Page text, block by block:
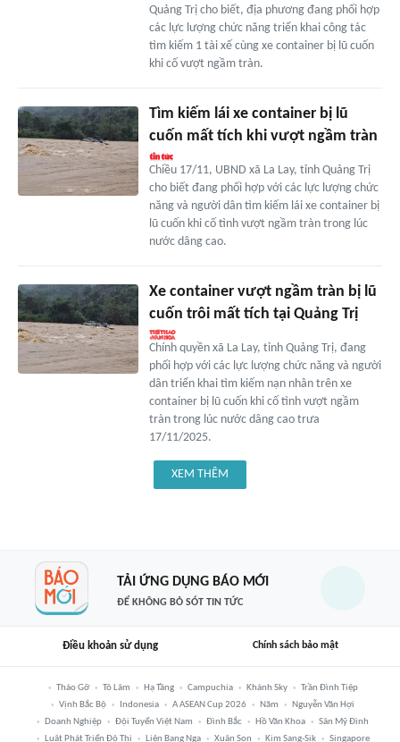
Quảng Trị cho biết, địa phương đang phối hợp
các lực lượng chức năng triển khai công tác
tìm kiếm 1 tài xế cùng xe container bị lũ cuốn
khi cố vượt ngầm tràn.
Tìm kiếm lái xe container bị lũ
cuốn mất tích khi vượt ngầm tràn
Chiều 17/11, UBND xã La Lay, tỉnh Quảng Trị
cho biết đang phối hợp với các lực lượng chức
năng và người dân tìm kiếm lái xe container bị
lũ cuốn khi cố tình vượt ngầm tràn trong lúc
nước dâng cao.
Xe container vượt ngầm tràn bị lũ
cuốn trôi mất tích tại Quảng Trị
Chính quyền xã La Lay, tỉnh Quảng Trị, đang
phối hợp với các lực lượng chức năng và người
dân triển khai tìm kiếm nạn nhân trên xe
container bị lũ cuốn khi cố tình vượt ngầm
tràn trong lúc nước dâng cao trưa
17/11/2025.
XEM THÊM
TẢI ỨNG DỤNG BÁO MỚI
ĐỂ KHÔNG BỎ SÓT TIN TỨC
Điều khoản sử dụng Chính sách bảo mật
Tháo Gỡ Tô Lâm Hạ Tầng Campuchia Khánh Sky
Trần Đình Tiệp
Vịnh Bắc Bộ
Indonesia A ASEAN Cup 2026 Năm
Nguyễn Văn Hợi
Doanh Nghiệp
Đội Tuyển Việt Nam Đình Bắc Hồ Văn Khoa
Sân Mỹ Đình
Luật Phát Triển Đô Thị
Liên Bang Nga Xuân Son Kim Sang-Sik Singapore